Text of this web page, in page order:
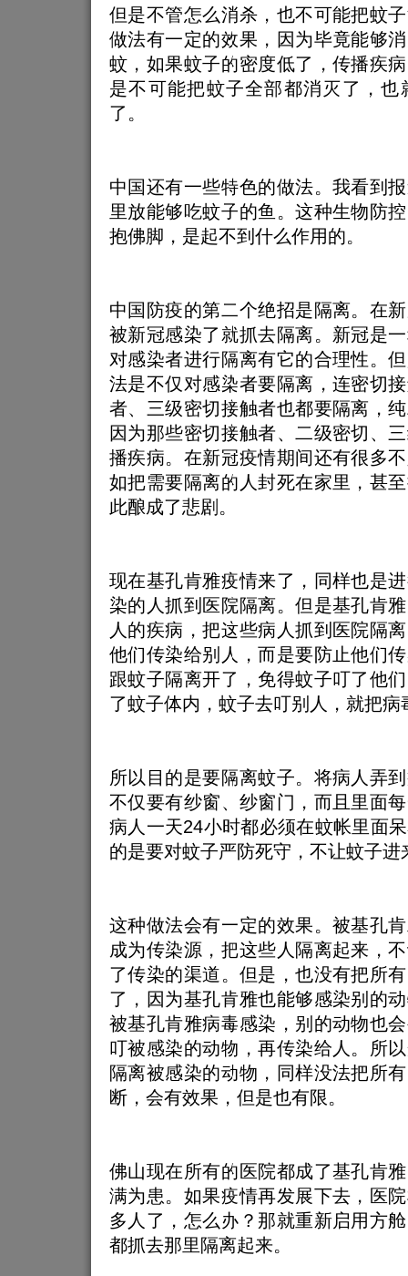
但是不管怎么消杀，也不可能把蚊
做法有一定的效果，因为毕竟能够
蚊，如果蚊子的密度低了，传播疾
是不可能把蚊子全部都消灭了，也
了。
中国还有一些特色的做法。我看到
里放能够吃蚊子的鱼。这种生物防
抱佛脚，是起不到什么作用的。
中国防疫的第二个绝招是隔离。在
被新冠感染了就抓去隔离。新冠是
对感染者进行隔离有它的合理性。
法是不仅对感染者要隔离，连密切
者、三级密切接触者也都要隔离，
因为那些密切接触者、二级密切、
播疾病。在新冠疫情期间还有很多
如把需要隔离的人封死在家里，甚
此酿成了悲剧。
现在基孔肯雅疫情来了，同样也是
染的人抓到医院隔离。但是基孔肯
人的疾病，把这些病人抓到医院隔
他们传染给别人，而是要防止他们
跟蚊子隔离开了，免得蚊子叮了他
了蚊子体内，蚊子去叮别人，就把病
所以目的是要隔离蚊子。将病人弄
不仅要有纱窗、纱窗门，而且里面
病人一天24小时都必须在蚊帐里面
的是要对蚊子严防死守，不让蚊子进
这种做法会有一定的效果。被基孔
成为传染源，把这些人隔离起来，
了传染的渠道。但是，也没有把所
了，因为基孔肯雅也能够感染别的
被基孔肯雅病毒感染，别的动物也
叮被感染的动物，再传染给人。所
隔离被感染的动物，同样没法把所
断，会有效果，但是也有限。
佛山现在所有的医院都成了基孔肯
满为患。如果疫情再发展下去，医
多人了，怎么办？那就重新启用方
都抓去那里隔离起来。